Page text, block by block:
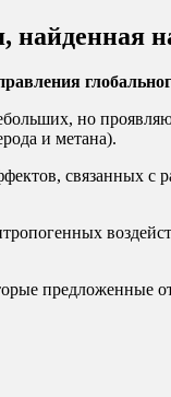
найденная
но
и метана).
связанных с
предложенные